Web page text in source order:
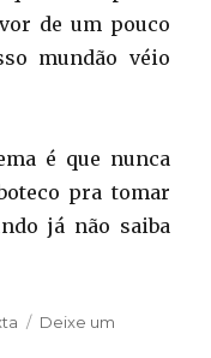
de um pouco
mundão véio
é que nunca
pra tomar
já não saiba
Deixe um